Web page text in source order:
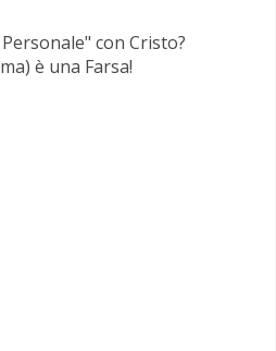
con Cristo?
è una Farsa!